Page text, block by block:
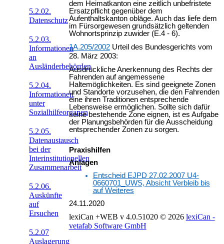
5.2.02.
Datenschutz
5.2.03.
Informationen
an
Ausländerbehörden
5.2.04.
Informationen
unter
Sozialhilfeorganen
5.2.05.
Datenaustausch
bei der
Interinstitutionellen
Zusammenarbeit
5.2.06.
Auskünfte
auf
Ersuchen
5.2.07
Auslagerung
dem Heimatkanton eine zeitlich unbefristete
Ersatzpflicht gegenüber dem
Aufenthaltskanton obläge. Auch das liefe dem
im Fürsorgewesen grundsätzlich geltenden
Wohnortsprinzip zuwider (E.4 - 6).
1A.205/2002Urteil des Bundesgerichts vom
28. März 2003:
Ausdrückliche Anerkennung des Rechts der
Fahrenden auf angemessene
Haltemöglichkeiten. Es sind geeignete Zonen
und Standorte vorzusehen, die den Fahrenden
eine ihren Traditionen entsprechende
Lebensweise ermöglichen. Sollte sich dafür
keine bestehende Zone eignen, ist es Aufgabe
der Planungsbehörden für die Ausscheidung
entsprechender Zonen zu sorgen.
Praxishilfen
Anlagen
Entscheid EJPD 27.02.2007 U4-
0660701_UWS, Absicht Verbleib bis
auf Weiteres
24.11.2020
lexiCan +WEB v 4.0.51020 © 2026 lexiCan -
vetafab Software GmbH